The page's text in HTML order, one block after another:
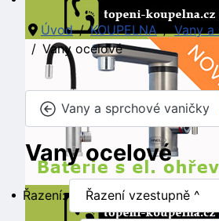
Úvod KOUPELNA
Vany
Vany ocelové
Vany a sprchové vaničky
Vany ocelové
Řazení: